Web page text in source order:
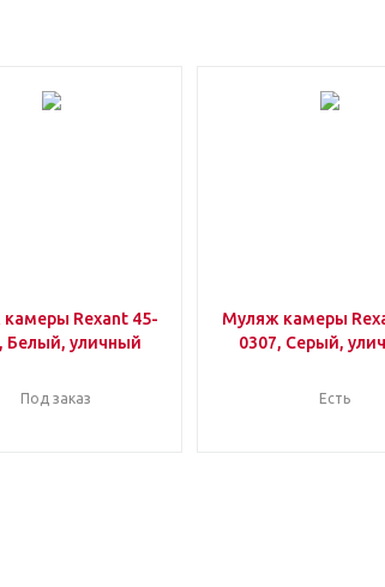
Rexant 45-
Белый, уличный
Под заказ
Муляж камеры
0307, Серый,
Есть